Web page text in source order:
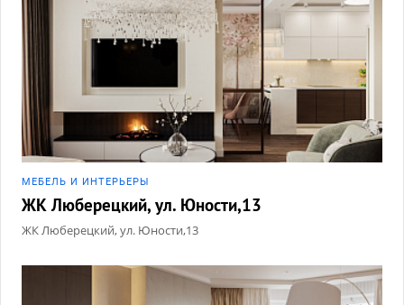
МЕБЕЛЬ И ИНТЕРЬЕРЫ
ЖК Люберецкий, ул. Юности,13
ЖК Люберецкий, ул. Юности,13